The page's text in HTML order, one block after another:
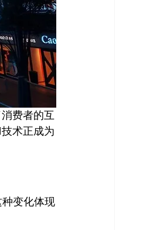
费者的互
术正成为
变化体现